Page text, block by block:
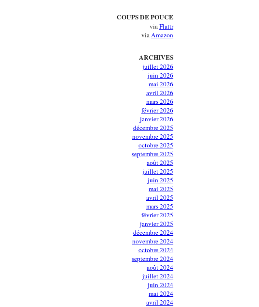
COUPS DE POUCE
viaFlattr
viaAmazon
ARCHIVES
juillet 2026
juin 2026
mai 2026
avril 2026
mars 2026
février 2026
janvier 2026
décembre 2025
novembre 2025
octobre 2025
septembre 2025
août 2025
juillet 2025
juin 2025
mai 2025
avril 2025
mars 2025
février 2025
janvier 2025
décembre 2024
novembre 2024
octobre 2024
septembre 2024
août 2024
juillet 2024
juin 2024
mai 2024
avril 2024